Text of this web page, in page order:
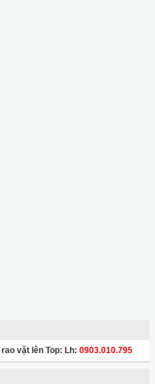
vặt lên Top: Lh: 0903.010.795